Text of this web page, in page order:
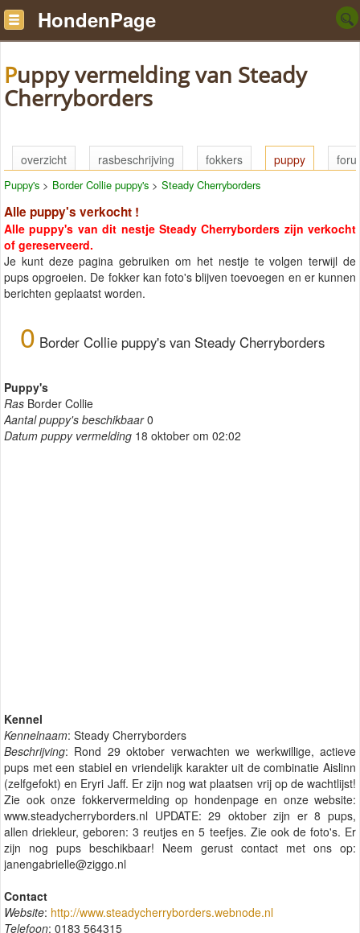
HondenPage
Puppy vermelding van Steady
Cherryborders
overzicht rasbeschrijving fokkers puppy
Puppy's > Border Collie puppy's > Steady Cherryborders
Alle puppy's verkocht !
Alle puppy's van dit nestje Steady Cherryborders zijn verkocht
of gereserveerd.
Je kunt deze pagina gebruiken om het nestje te volgen terwijl de
pups opgroeien. De fokker kan foto's blijven toevoegen en er kunnen
berichten geplaatst worden.
0 Border Collie puppy's van Steady Cherryborders
Puppy's
Ras Border Collie
Aantal puppy's beschikbaar0
Datum puppy vermelding 18 oktober om 02:02
Kennel
Kennelnaam: Steady Cherryborders
Beschrijving: Rond 29 oktober verwachten we werkwillige, actieve
pups met een stabiel en vriendelijk karakter uit de combinatie Aislinn
(zelfgefokt) en Eryri Jaff. Er zijn nog wat plaatsen vrij op de wachtlijst!
Zie ook onze fokkervermelding op hondenpage en onze website:
www.steadycherryborders.nl UPDATE: 29 oktober zijn er 8 pups,
allen driekleur, geboren: 3 reutjes en 5 teefjes. Zie ook de foto's. Er
zijn nog pups beschikbaar! Neem gerust contact met ons op:
janengabrielle@ziggo.nl
Contact
Website: http://www.steadycherryborders.webnode.nl
Telefoon: 0183 564315